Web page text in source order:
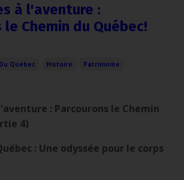
à l'aventure :
le Chemin du Québec!
Québec Histoire Patrimoine
: Parcourons le Chemin
4)
: Une odyssée pour le corps